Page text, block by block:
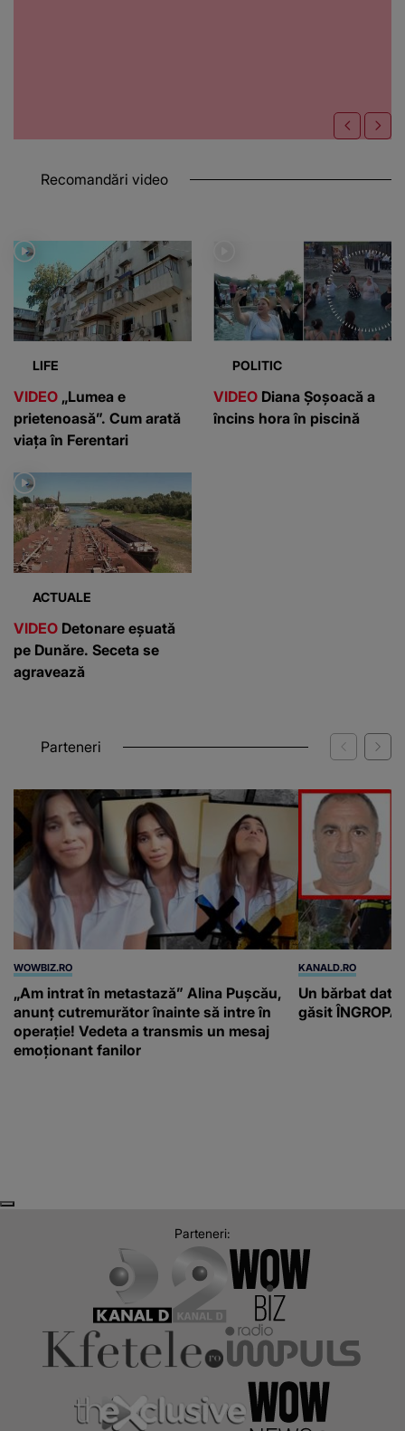
Recomandări video
LIFE
VIDEO „Lumea e
prietenoasă”. Cum arată
viața în Ferentari
POLITIC
VIDEO Diana Șoșoacă a
încins hora în piscină
ACTUALE
VIDEO Detonare eșuată
pe Dunăre. Seceta se
agravează
Parteneri
WOWBIZ.RO
„Am intrat în metastază” Alina Pușcău,
anunț cutremurător înainte să intre în
operație! Vedeta a transmis un mesaj
emoționant fanilor
KANALD.RO
Un bărbat dat
găsit
Parteneri: